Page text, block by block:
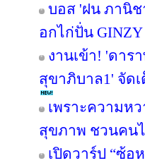
บอส 'ฝน ภานิช
อกไก่ปั่น
งานเข้า! 'ดาร
สุขาภิบาล1' จัด
เพราะความห
สุขภาพ ชวนคน
เปิดวาร์ป “ซ้อ